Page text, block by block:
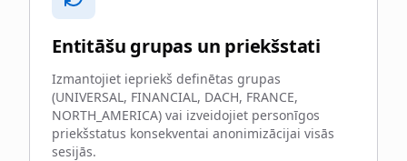
Entitāšu grupas un priekšstati
Izmantojiet iepriekš definētas grupas
(UNIVERSAL, FINANCIAL, DACH, FRANCE,
NORTH_AMERICA) vai izveidojiet personīgos
priekšstatus konsekventai anonimizācijai visās
sesijās.